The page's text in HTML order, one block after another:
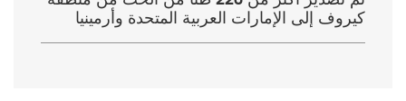
كيروف إلى الإمارات العربية المتحدة وأرمينيا